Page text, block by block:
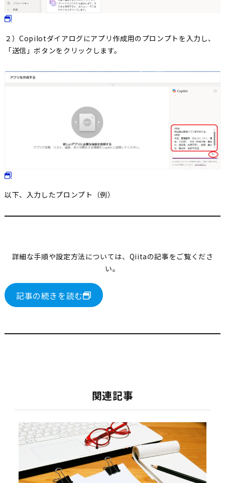
２）Copilotダイアログにアプリ作成用のプロンプトを入力し、
「送信」ボタンをクリックします。
以下、入力したプロンプト（例）
詳細な手順や設定方法については、Qiitaの記事をご覧くださ
い。
記事の続きを読む
関連記事